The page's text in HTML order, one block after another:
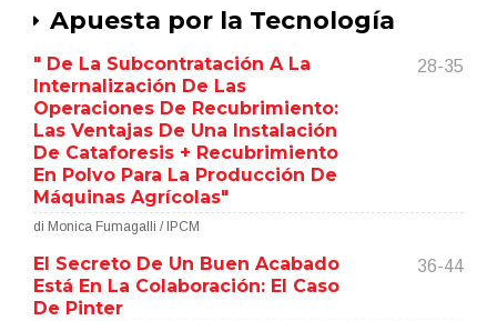
Apuesta por la Tecnología
" De La Subcontratación A La
Internalización De Las
Operaciones De Recubrimiento:
Las Ventajas De Una Instalación
De Cataforesis + Recubrimiento
En Polvo Para La Producción De
Máquinas Agrícolas"
28-35
di Monica Fumagalli / IPCM
El Secreto De Un Buen Acabado
Está En La Colaboración: El Caso
De Pinter
36-44